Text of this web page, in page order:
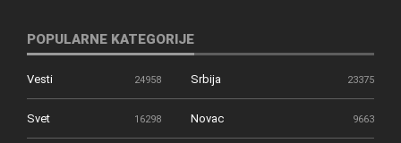
POPULARNE KATEGORIJE
Vesti 24958 Srbija 23375
Svet 16298 Novac 9663